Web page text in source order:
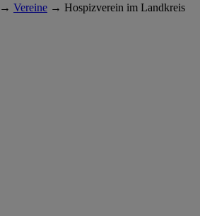
→ Vereine → Hospizverein im Landkreis